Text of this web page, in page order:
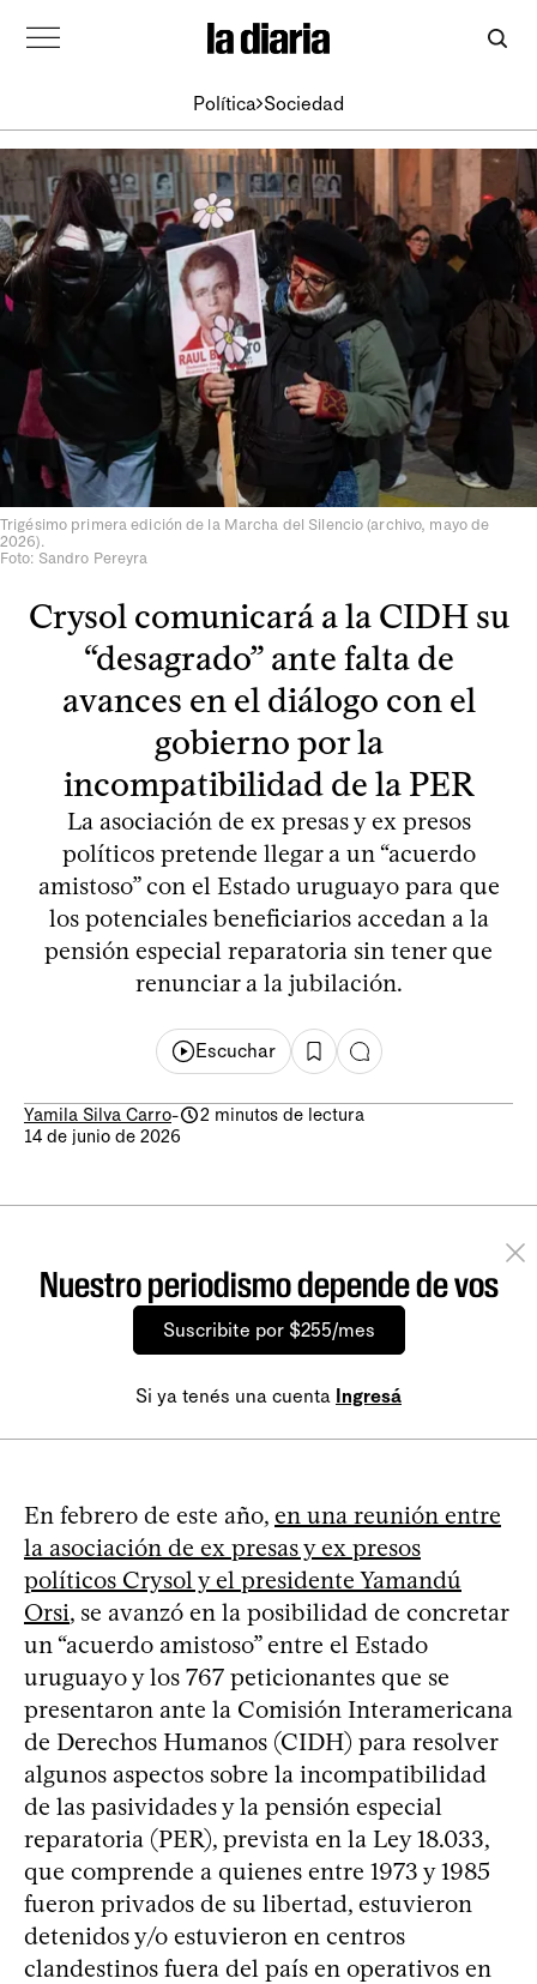
Política Sociedad
Trigésimo primera edición de la Marcha del Silencio (archivo, mayo de
2026).
Foto: Sandro Pereyra
Crysol comunicará a la CIDH su
“desagrado” ante falta de
avances en el diálogo con el
gobierno por la
incompatibilidad de la PER
La asociación de ex presas y ex presos
políticos pretende llegar a un “acuerdo
amistoso” con el Estado uruguayo para que
los potenciales beneficiarios accedan a la
pensión especial reparatoria sin tener que
renunciar a la jubilación.
Escuchar
Yamila Silva Carro-
2 minutos de lectura
14 de junio de 2026
Nuestro periodismo depende de vos
Suscribite por $255/mes
Si ya tenés una cuenta Ingresá
En febrero de este año, en una reunión entre
la asociación de ex presas y ex presos
políticos Crysol y el presidente Yamandú
Orsi, se avanzó en la posibilidad de concretar
un “acuerdo amistoso” entre el Estado
uruguayo y los 767 peticionantes que se
presentaron ante la Comisión Interamericana
de Derechos Humanos (CIDH) para resolver
algunos aspectos sobre la incompatibilidad
de las pasividades y la pensión especial
reparatoria (PER), prevista en la Ley 18.033,
que comprende a quienes entre 1973 y 1985
fueron privados de su libertad, estuvieron
detenidos y/o estuvieron en centros
clandestinos fuera del país en operativos en